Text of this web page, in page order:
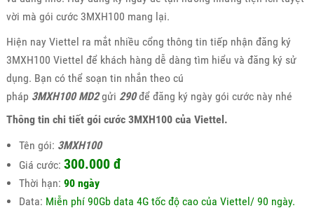
vời mà gói cước 3MXH100 mang lại.
Hiện nay Viettel ra mắt nhiều cổng thông tin tiếp nhận đăng ký
3MXH100 Viettel để khách hàng dễ dàng tìm hiểu và đăng ký sử
dụng. Bạn có thể soạn tin nhắn theo cú
pháp 3MXH100 MD2gửi 290để đăng ký ngày gói cước này nhé
Thông tin chi tiết gói cước 3MXH100 của Viettel.
Tên gói: 3MXH100
Giá cước: 300.000 đ
Thời hạn: 90 ngày
Data: Miễn phí 90Gb data 4G tốc độ cao của Viettel/ 90 ngày.